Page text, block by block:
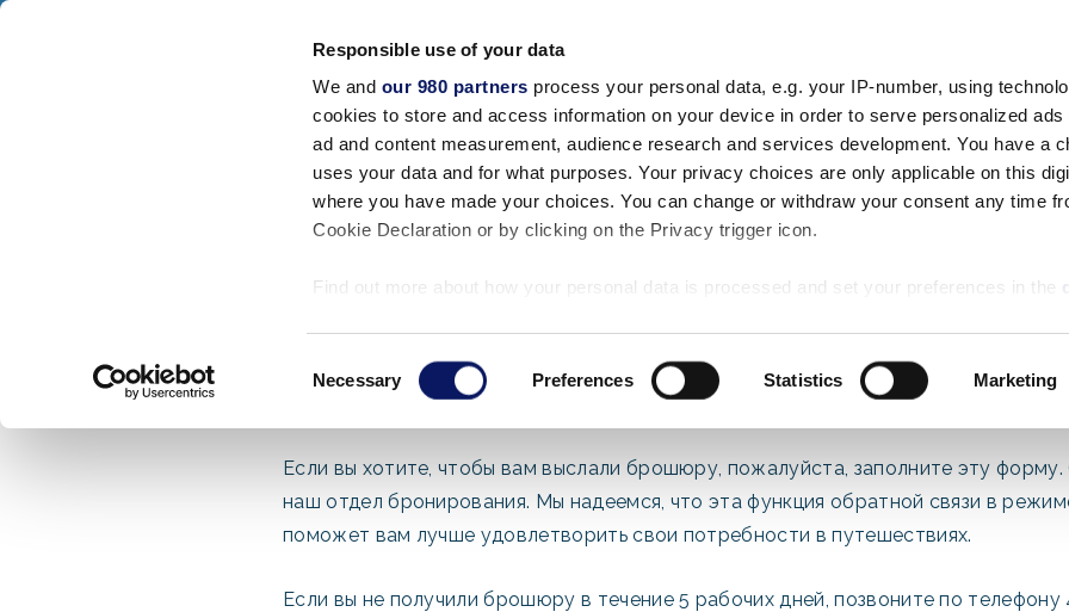
Responsible use of your data
We and our 980 partners process your personal data, e.g. your IP-number, using
cookies to store and access information on your device in order to serve personalized ads
ad and content measurement, audience research and services development. You have a
uses your data and for what purposes. Your privacy choices are only applicable on this
where you have made your choices. You can change or withdraw your consent any time
Cookie Declaration or by clicking on the Privacy trigger icon.
Find out more about how your personal data is processed and set your preferences in the
We use cookies to personalise content and ads, to provide social media features and to
traffic. We also share information about your use of our site with our social media,
analytics partners who may combine it with other information that you’ve provided to them
they’ve collected from your use of their services.
Selection
Necessary Preferences Statistics Marketing
Размещение Столовая Деятельность
Специальные
предложения
7 Fri
8 Sat
/Запрос брошюры
Запрос Брошюры
Если вы хотите, чтобы вам выслали брошюру, пожалуйста, заполните эту
наш отдел бронирования. Мы надеемся, что эта функция обратной связи в
поможет вам лучше удовлетворить свои потребности в путешествиях.
Если вы не получили брошюру в течение 5 рабочих дней, позвоните по